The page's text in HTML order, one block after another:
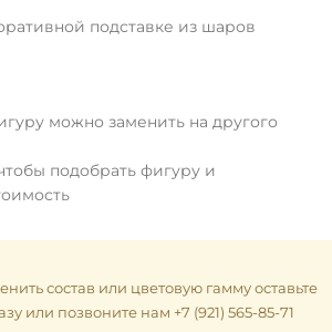
подставке из шаров
можно заменить на другого
подобрать фигуру и
состав или цветовую гамму оставьте
или позвоните нам +7 (921) 565-85-71